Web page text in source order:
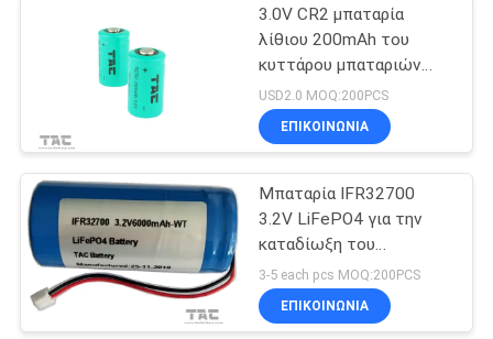
3.0V CR2 μπαταρία
λίθιου 200mAh του
κυττάρου μπαταριών
LiFePO4 για τη
μεσημβρινή μάνδρα
USD2.0 MOQ:200PCS
ΕΠΙΚΟΙΝΩΝΊΑ
Μπαταρία IFR32700
3.2V LiFePO4 για την
καταδίωξη του
εξοπλισμού και του
ηλιακού ηλεκτρικού
φράκτη
3-5 each pcs MOQ:200PCS
ΕΠΙΚΟΙΝΩΝΊΑ